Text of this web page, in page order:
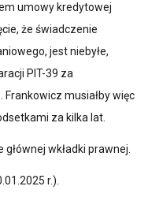
umowy kredytowej
że świadczenie
jest niebyłe,
PIT-39 za
musiałby więc
za kilka lat.
wkładki prawnej.
r.).